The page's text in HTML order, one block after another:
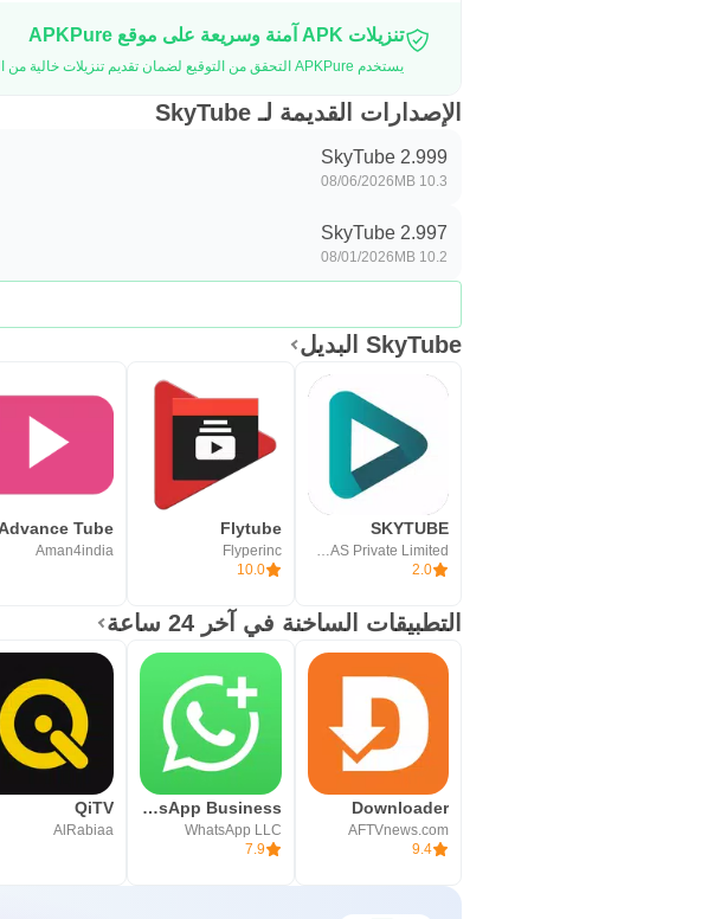
تنزيلات APK آمنة وسريعة على موقع APKPure
يستخدم APKPure التحقق من التوقيع لضمان تقديم تنزيلات خالية من الفيروسات لـ SkyTube APK لك.
الإصدارات القديمة لـ SkyTube
SkyTube 2.999
10.3 MB
08/06/2026
SkyTube 2.997
10.2 MB
08/01/2026
SkyTube البديل
SKYTUBE
SKYRAS Private Limited
2.0
Flytube
Flyperinc
10.0
Tube
Aman4india
التطبيقات الساخنة في آخر 24 ساعة
Downloader
AFTVnews.com
9.4
WhatsApp Business
WhatsApp LLC
7.9
QiTV
AlRabiaa